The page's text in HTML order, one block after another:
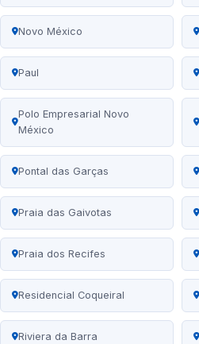
Novo México
Paul
Polo Empresarial Novo
México
Pontal das Garças
Praia das Gaivotas
Praia dos Recifes
Residencial Coqueiral
Riviera da Barra